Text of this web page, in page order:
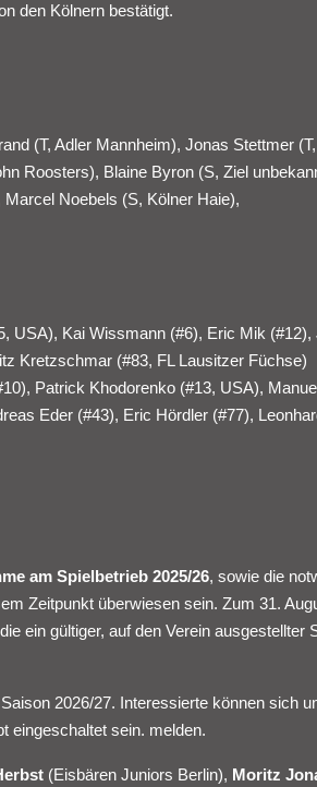
den Kölnern bestätigt.
(T, Adler Mannheim), Jonas Stettmer
Roosters), Blaine Byron (S, Ziel
Noebels (S, Kölner Haie),
USA), Kai Wissmann (#6), Eric Mik
Kretzschmar (#83, FL Lausitzer Füchse)
Patrick Khodorenko (#13, USA),
Eder (#43), Eric Hördler (#77),
am Spielbetrieb 2025/26, sowie die
Zeitpunkt überwiesen sein. Zum 31.
ein gültiger, auf den Verein
2026/27. Interessierte können sich
eingeschaltet sein. melden.
(Eisbären Juniors Berlin), Moritz